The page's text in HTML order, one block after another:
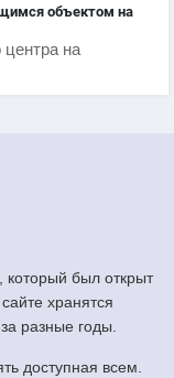
объектом на
центра на
который был открыт
хранятся
разные годы.
доступная всем.